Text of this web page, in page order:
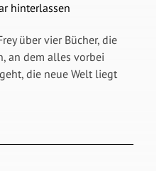
hinterlassen
über vier Bücher, die
an dem alles vorbei
die neue Welt liegt